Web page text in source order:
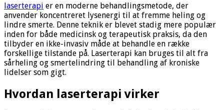
laserterapi er en moderne behandlingsmetode, der
anvender koncentreret lysenergi til at fremme heling og
lindre smerte. Denne teknik er blevet stadig mere populær
inden for både medicinsk og terapeutisk praksis, da den
tilbyder en ikke-invasiv måde at behandle en række
forskellige tilstande på. Laserterapi kan bruges til alt fra
sårheling og smertelindring til behandling af kroniske
lidelser som gigt.
Hvordan laserterapi virker